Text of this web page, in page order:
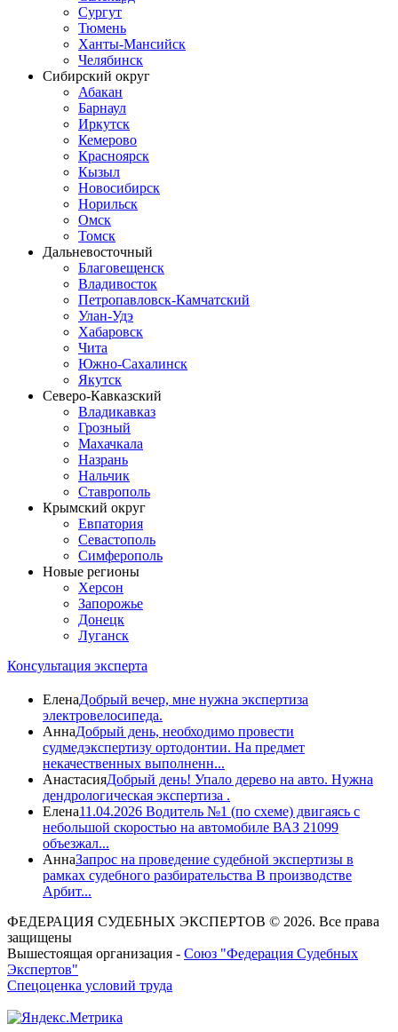
Сургут
Тюмень
Ханты-Мансийск
Челябинск
Сибирский округ
Абакан
Барнаул
Иркутск
Кемерово
Красноярск
Кызыл
Новосибирск
Норильск
Омск
Томск
Дальневосточный
Благовещенск
Владивосток
Петропавловск-Камчатский
Улан-Удэ
Хабаровск
Чита
Южно-Сахалинск
Якутск
Северо-Кавказский
Владикавказ
Грозный
Махачкала
Назрань
Нальчик
Ставрополь
Крымский округ
Евпатория
Севастополь
Симферополь
Новые регионы
Херсон
Запорожье
Донецк
Луганск
Консультация эксперта
ЕленаДобрый вечер, мне нужна экспертиза
электровелосипеда.
АннаДобрый день, необходимо провести
судмедэкспертизу ортодонтии. На предмет
некачественных выполненн...
АнастасияДобрый день! Упало дерево на авто. Нужна
дендрологическая экспертиза .
Елена11.04.2026 Водитель №1 (по схеме) двигаясь с
небольшой скоростью на автомобиле ВАЗ 21099
объезжал...
АннаЗапрос на проведение судебной экспертизы в
рамках судебного разбирательства В производстве
Арбит...
ФЕДЕРАЦИЯ СУДЕБНЫХ ЭКСПЕРТОВ © 2026. Все права
защищены
Вышестоящая организация - Союз "Федерация Судебных
Экспертов"
Спецоценка условий труда